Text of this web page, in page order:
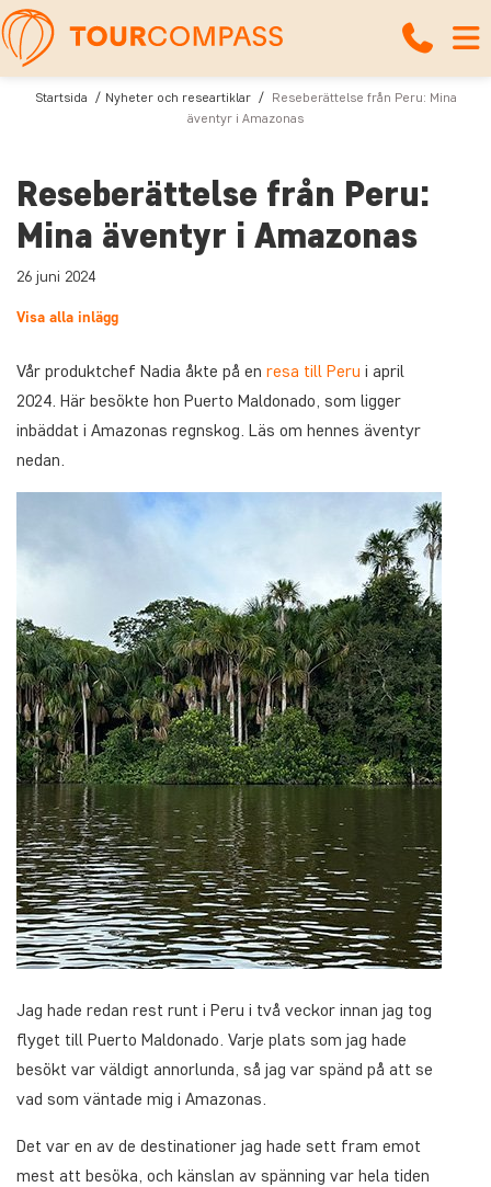
Startsida Nyheter och researtiklar
Reseberättelse från Peru: Mina
äventyr i Amazonas
Reseberättelse från Peru:
Mina äventyr i Amazonas
26 juni 2024
Visa alla inlägg
Vår produktchef Nadia åkte på en resa till Peru i april
2024. Här besökte hon Puerto Maldonado, som ligger
inbäddat i Amazonas regnskog. Läs om hennes äventyr
nedan.
Jag hade redan rest runt i Peru i två veckor innan jag tog
flyget till Puerto Maldonado. Varje plats som jag hade
besökt var väldigt annorlunda, så jag var spänd på att se
vad som väntade mig i Amazonas.
Det var en av de destinationer jag hade sett fram emot
mest att besöka, och känslan av spänning var hela tiden